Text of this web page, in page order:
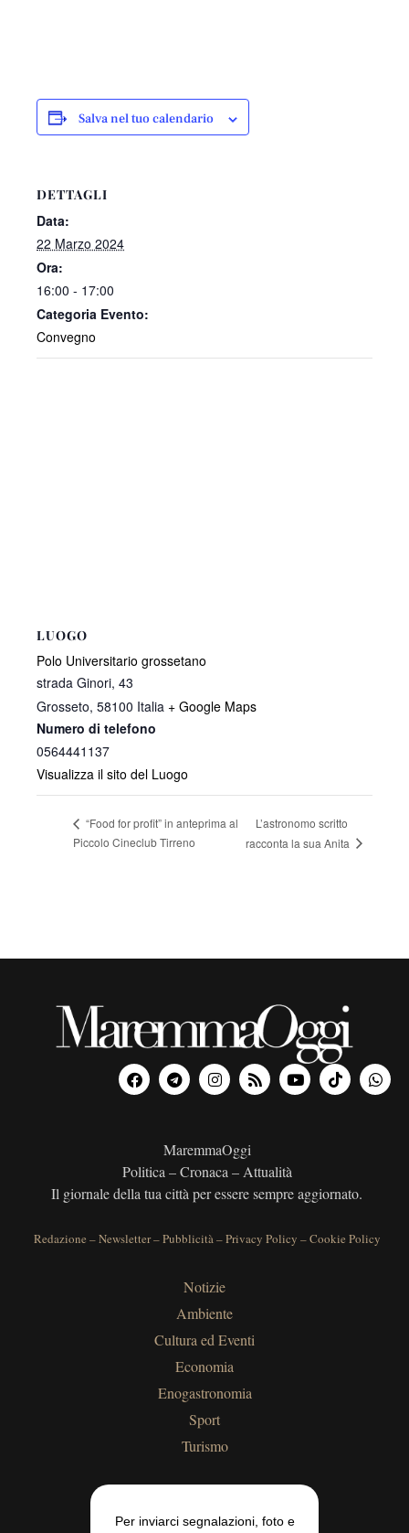
Salva nel tuo calendario
DETTAGLI
Data:
22 Marzo 2024
Ora:
16:00 - 17:00
Categoria Evento:
Convegno
LUOGO
Polo Universitario grossetano
strada Ginori, 43
Grosseto, 58100 Italia + Google Maps
Numero di telefono
0564441137
Visualizza il sito del Luogo
“Food for profit” in anteprima al
Piccolo Cineclub Tirreno
L’astronomo scritto
racconta la sua Anita
MaremmaOggi
Politica – Cronaca – Attualità
Il giornale della tua città per essere sempre aggiornato.
Redazione –Newsletter–Pubblicità–Privacy Policy –Cookie Policy
Notizie
Ambiente
Cultura ed Eventi
Economia
Enogastronomia
Sport
Turismo
Per inviarci segnalazioni, foto e